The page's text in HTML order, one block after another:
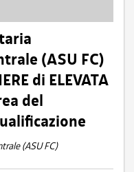
(ASU FC)
di ELEVATA
del
(ASU FC)